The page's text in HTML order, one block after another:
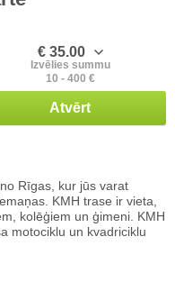
€ 35.00
Izvēlies summu
10 - 400 €
Atvērt
Rīgas, kur jūs varat
KMH trase ir vieta,
kolēģiem un ģimeni. KMH
motociklu un kvadriciklu